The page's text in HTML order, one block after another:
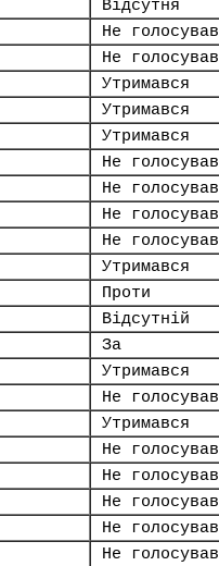
Відсутня
Не голосував
Не голосував
Утримався
Утримався
Утримався
Не голосував
Не голосував
Не голосував
Не голосував
Утримався
Проти
Відсутній
За
Утримався
Не голосував
Утримався
Не голосував
Не голосував
Не голосував
Не голосував
Не голосував